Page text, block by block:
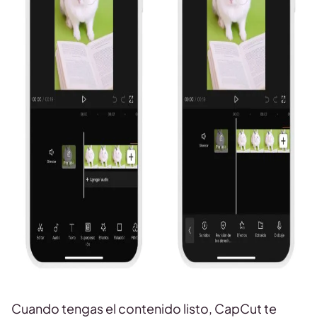
Cuando tengas el contenido listo, CapCut te